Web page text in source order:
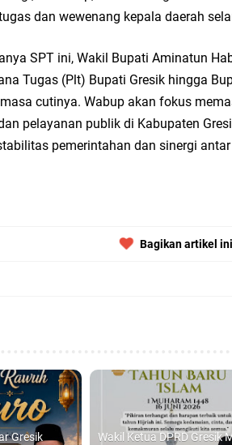
RT 03 RW 01 Patra Raya Rosewood Cerme
dan wewenang kepala daerah
SPT ini, Wakil Bupati Aminatun
Tugas (Plt) Bupati Gresik hingga
cutinya. Wabup akan fokus
pelayanan publik di Kabupaten
pemerintahan dan sinergi
Bagikan artikel ini
Gresik
Wakil Ketua DPRD Gresik